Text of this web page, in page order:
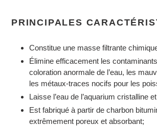
PRINCIPALES
Constitue une masse filtrante
Élimine efficacement les
coloration anormale de l’eau, les
les métaux-traces nocifs pour les
Laisse l’eau de l’aquarium cristalline
Est fabriqué à partir de charbon
extrêmement poreux et absorbant;